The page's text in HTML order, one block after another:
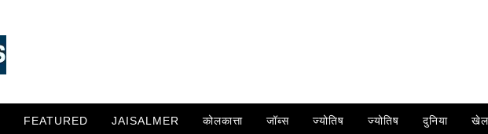
FEATURED JAISALMER कोलकात्ता जॉब्स ज्योतिष ज्योतिष दुनिया खेल